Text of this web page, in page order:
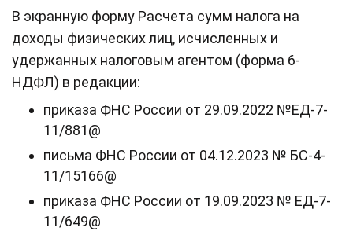
В экранную форму Расчета сумм налога на
доходы физических лиц, исчисленных и
удержанных налоговым агентом (форма 6-
НДФЛ) в редакции:
приказа ФНС России от 29.09.2022 №ЕД-7-
11/881@
письма ФНС России от 04.12.2023 № БС-4-
11/15166@
приказа ФНС России от 19.09.2023 № ЕД-7-
11/649@